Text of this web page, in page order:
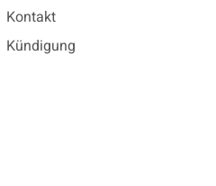
Kontakt
Kündigung